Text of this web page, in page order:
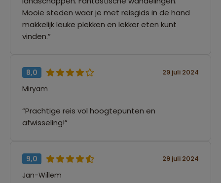
Mooie steden waar je met reisgids in de hand
makkelijk leuke plekken en lekker eten kunt
vinden.”
8,0 29 juli 2024
Miryam
“Prachtige reis vol hoogtepunten en
afwisseling!”
9,0 29 juli 2024
Jan-Willem